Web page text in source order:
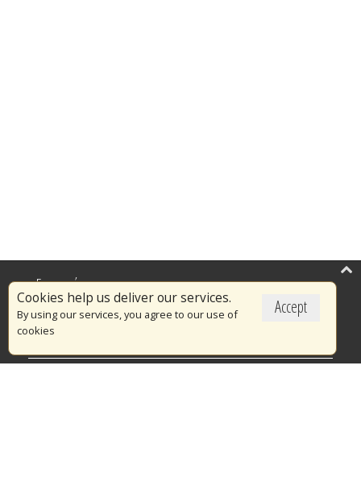
Accept
Cookies help us deliver our services.
By using our services, you agree to our use of
cookies
Επικαιρότητα
Το Πυροσβεστικό Σώμα